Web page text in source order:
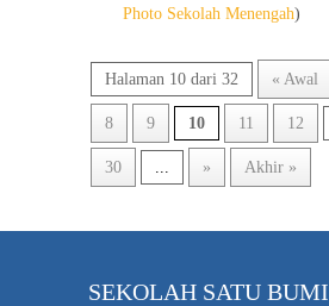
Photo Sekolah Menengah)
Halaman 10 dari 32 « Awal
8 9 10 11 12
30 ... » Akhir »
SEKOLAH SATU BUMI